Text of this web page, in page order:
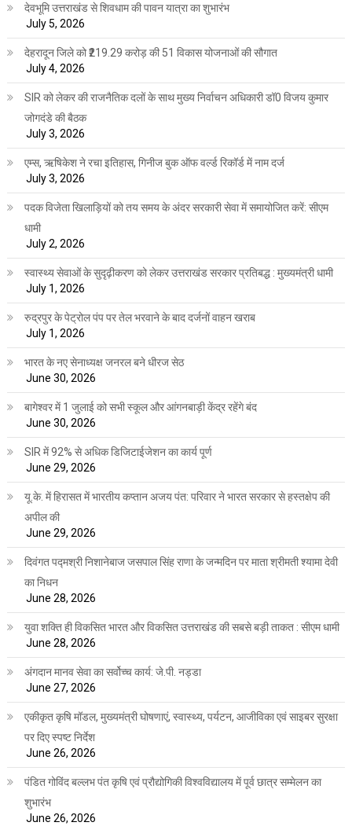
देवभूमि उत्तराखंड से शिवधाम की पावन यात्रा का शुभारंभ
July 5, 2026
देहरादून जिले को ₹219.29 करोड़ की 51 विकास योजनाओं की सौगात
July 4, 2026
SIR को लेकर की राजनैतिक दलों के साथ मुख्य निर्वाचन अधिकारी डॉ0 विजय कुमार
जोगदंडे की बैठक
July 3, 2026
एम्स, ऋषिकेश ने रचा इतिहास, गिनीज बुक ऑफ वर्ल्ड रिकॉर्ड में नाम दर्ज
July 3, 2026
पदक विजेता खिलाड़ियों को तय समय के अंदर सरकारी सेवा में समायोजित करें: सीएम
धामी
July 2, 2026
स्वास्थ्य सेवाओं के सुदृढ़ीकरण को लेकर उत्तराखंड सरकार प्रतिबद्ध : मुख्यमंत्री धामी
July 1, 2026
रुद्रपुर के पेट्रोल पंप पर तेल भरवाने के बाद दर्जनों वाहन खराब
July 1, 2026
भारत के नए सेनाध्यक्ष जनरल बने धीरज सेठ
June 30, 2026
बागेश्वर में 1 जुलाई को सभी स्कूल और आंगनबाड़ी केंद्र रहेंगे बंद
June 30, 2026
SIR में 92% से अधिक डिजिटाईजेशन का कार्य पूर्ण
June 29, 2026
यू.के. में हिरासत में भारतीय कप्तान अजय पंत: परिवार ने भारत सरकार से हस्तक्षेप की
अपील की
June 29, 2026
दिवंगत पद्मश्री निशानेबाज जसपाल सिंह राणा के जन्मदिन पर माता श्रीमती श्यामा देवी
का निधन
June 28, 2026
युवा शक्ति ही विकसित भारत और विकसित उत्तराखंड की सबसे बड़ी ताकत : सीएम धामी
June 28, 2026
अंगदान मानव सेवा का सर्वोच्च कार्य: जे.पी. नड्डा
June 27, 2026
एकीकृत कृषि मॉडल, मुख्यमंत्री घोषणाएं, स्वास्थ्य, पर्यटन, आजीविका एवं साइबर सुरक्षा
पर दिए स्पष्ट निर्देश
June 26, 2026
पंडित गोविंद बल्लभ पंत कृषि एवं प्रौद्योगिकी विश्वविद्यालय में पूर्व छात्र सम्मेलन का
शुभारंभ
June 26, 2026